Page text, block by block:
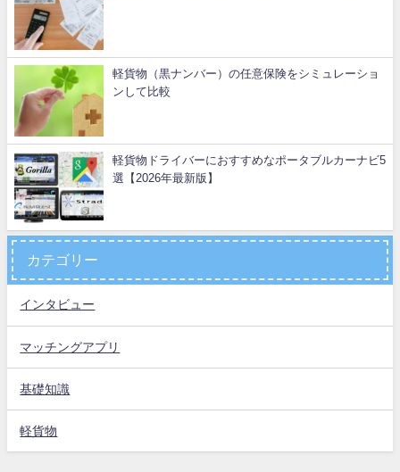
軽貨物（黒ナンバー）の任意保険をシミュレーショ
ンして比較
軽貨物ドライバーにおすすめなポータブルカーナビ5
選【2026年最新版】
カテゴリー
インタビュー
マッチングアプリ
基礎知識
軽貨物